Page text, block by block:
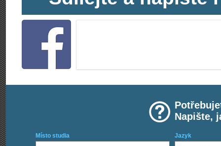
Napište,
Místo studia Jazyk